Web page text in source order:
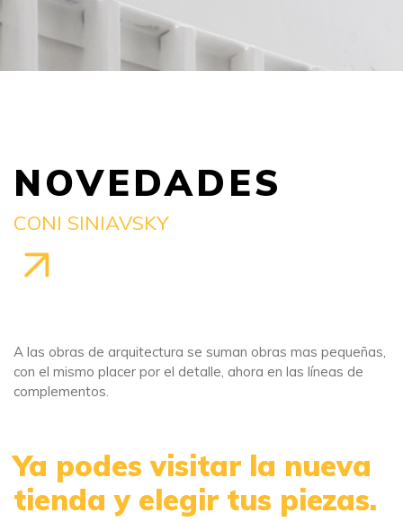
NOVEDADES
CONI SINIAVSKY
A las obras de arquitectura se suman obras mas pequeñas,
con el mismo placer por el detalle, ahora en las líneas de
complementos.
Ya podes visitar la nueva
tienda y elegir tus piezas.